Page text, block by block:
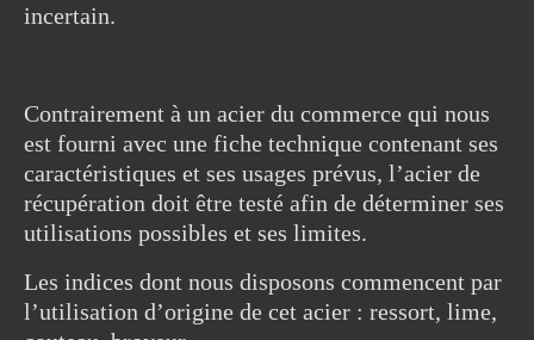
incertain.
Contrairement à un acier du commerce qui nous
est fourni avec une fiche technique contenant ses
caractéristiques et ses usages prévus, l’acier de
récupération doit être testé afin de déterminer ses
utilisations possibles et ses limites.
Les indices dont nous disposons commencent par
l’utilisation d’origine de cet acier : ressort, lime,